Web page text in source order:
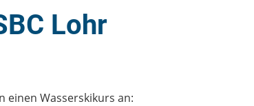
Lohr
einen Wasserskikurs an: